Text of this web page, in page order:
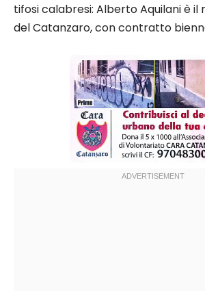
tifosi calabresi: Alberto Aquilani è il
del Catanzaro, con contratto